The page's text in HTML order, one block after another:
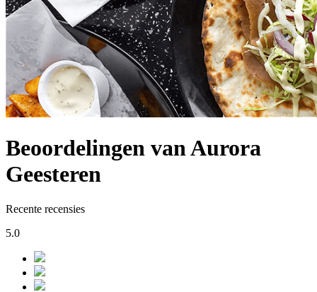
Beoordelingen van Aurora
Geesteren
Recente recensies
5.0